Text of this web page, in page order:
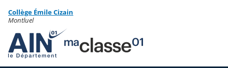
Menu de la rubrique
Contenu
Collège Émile Cizain
Montluel